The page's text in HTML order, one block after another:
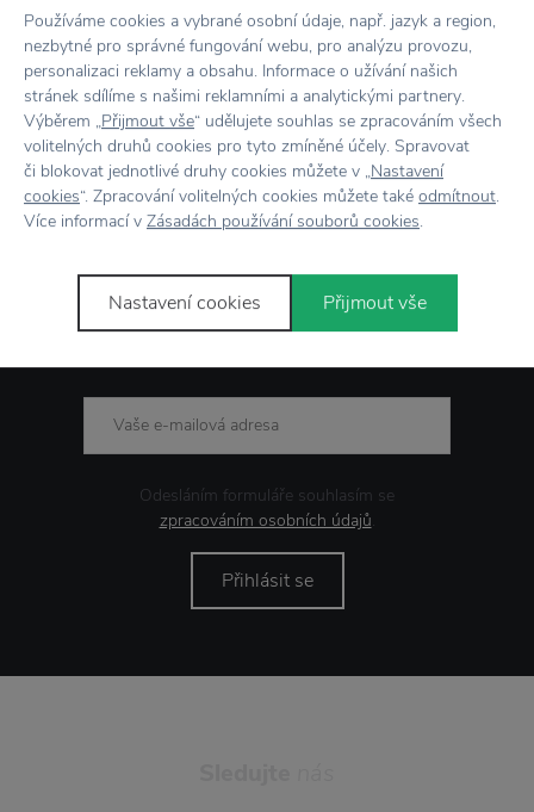
Doprava zdarmanad 2 000 Kč
Vrácení zboží do 30 dnů
7500+ produktůna výběr
Showroom ve Zlíně
Novinkye-mailem
Odesláním formuláře souhlasím se
zpracováním osobních údajů.
Přihlásit se
Používáme cookies a vybrané osobní údaje, např. jazyk a region,
nezbytné pro správné fungování webu, pro analýzu provozu,
personalizaci reklamy a obsahu. Informace o užívání našich
stránek sdílíme s našimi reklamními a analytickými partnery.
Výběrem „Přijmout vše“ udělujete souhlas se zpracováním všech
volitelných druhů cookies pro tyto zmíněné účely. Spravovat
či blokovat jednotlivé druhy cookies můžete v „Nastavení
cookies“. Zpracování volitelných cookies můžete také odmítnout.
Více informací v Zásadách používání souborů cookies.
Nastavení cookies Přijmout vše